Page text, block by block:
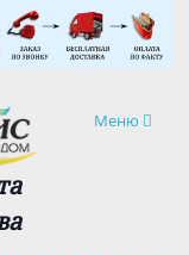
Навигация
Меню
×